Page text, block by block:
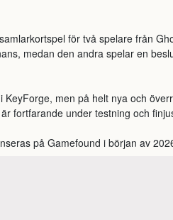
för två spelare från
medan den andra spelar en
men på helt nya och
fortfarande under testning och
på Gamefound i början av